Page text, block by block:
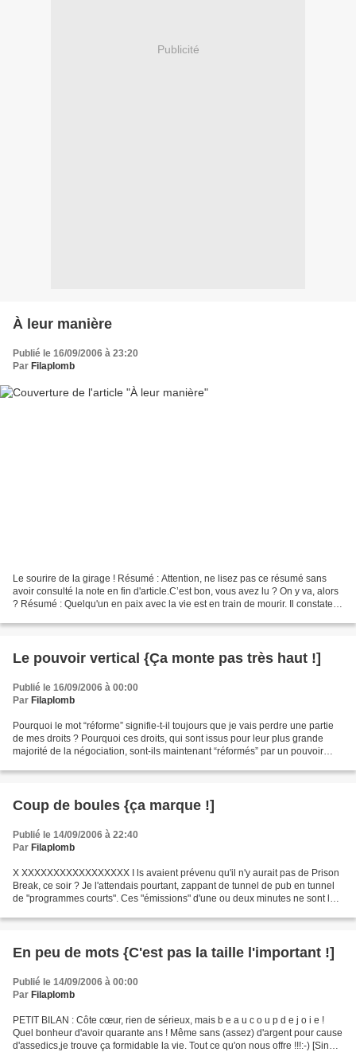
Publicité
À leur manière
Publié le 16/09/2006 à 23:20
Par Filaplomb
Le sourire de la girage ! Résumé : Attention, ne lisez pas ce résumé sans
avoir consulté la note en fin d'article.C’est bon, vous avez lu ? On y va, alors
? Résumé : Quelqu'un en paix avec la vie est en train de mourir. Il constate la
Le pouvoir vertical {Ça monte pas très haut !]
Publié le 16/09/2006 à 00:00
Par Filaplomb
Pourquoi le mot “réforme” signifie-t-il toujours que je vais perdre une partie
de mes droits ? Pourquoi ces droits, qui sont issus pour leur plus grande
majorité de la négociation, sont-ils maintenant “réformés” par un pouvoir
Coup de boules {ça marque !]
Publié le 14/09/2006 à 22:40
Par Filaplomb
X XXXXXXXXXXXXXXXXX I ls avaient prévenu qu'il n'y aurait pas de Prison
Break, ce soir ? Je l'attendais pourtant, zappant de tunnel de pub en tunnel
de "programmes courts". Ces "émissions" d'une ou deux minutes ne sont là,
En peu de mots {C'est pas la taille l'important !]
Publié le 14/09/2006 à 00:00
Par Filaplomb
PETIT BILAN : Côte cœur, rien de sérieux, mais b e a u c o u p d e j o i e !
Quel bonheur d'avoir quarante ans ! Même sans (assez) d'argent pour cause
d'assedics,je trouve ça formidable la vie. Tout ce qu'on nous offre !!!:-) [Sinon,